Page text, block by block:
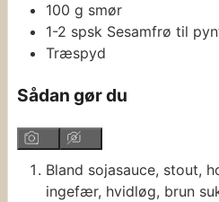
100 g smør
1-2 spsk Sesamfrø til
Træspyd
Sådan gør du
Bland sojasauce, stout,
ingefær, hvidløg, brun